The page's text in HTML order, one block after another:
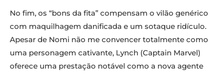
No fim, os “bons da fita” compensam o vilão genérico
com maquilhagem danificada e um sotaque ridículo.
Apesar de Nomi não me convencer totalmente como
uma personagem cativante, Lynch (Captain Marvel)
oferece uma prestação notável como a nova agente